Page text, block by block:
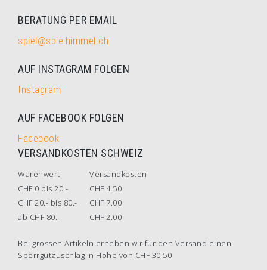
BERATUNG PER EMAIL
spiel@spielhimmel.ch
AUF INSTAGRAM FOLGEN
Instagram
AUF FACEBOOK FOLGEN
Facebook
VERSANDKOSTEN SCHWEIZ
Warenwert
Versandkosten
CHF 0 bis 20.-
CHF 4.50
CHF 20.- bis 80.-
CHF 7.00
ab CHF 80.-
CHF 2.00
Bei grossen Artikeln erheben wir für den Versand einen
Sperrgutzuschlag in Höhe von CHF 30.50